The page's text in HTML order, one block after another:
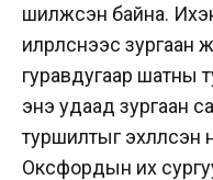
шилжсэн байна.
илрүүлснээс
гуравдугаар шатны
энэ удаад зургаан
туршилтыг эхлүүлсэн
Оксфордын их